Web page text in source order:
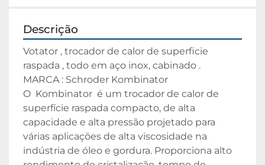
Descrição
Votator , trocador de calor de superficie
raspada , todo em aço inox, cabinado .
MARCA : Schroder Kombinator
O  Kombinator  é um trocador de calor de
superfície raspada compacto, de alta
capacidade e alta pressão projetado para
várias aplicações de alta viscosidade na
indústria de óleo e gordura. Proporciona alto